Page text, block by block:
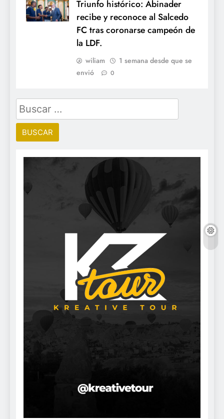
Triunfo histórico: Abinader
recibe y reconoce al Salcedo
FC tras coronarse campeón de
la LDF.
wiliam
1 semana desde que se
envió
0
Buscar: